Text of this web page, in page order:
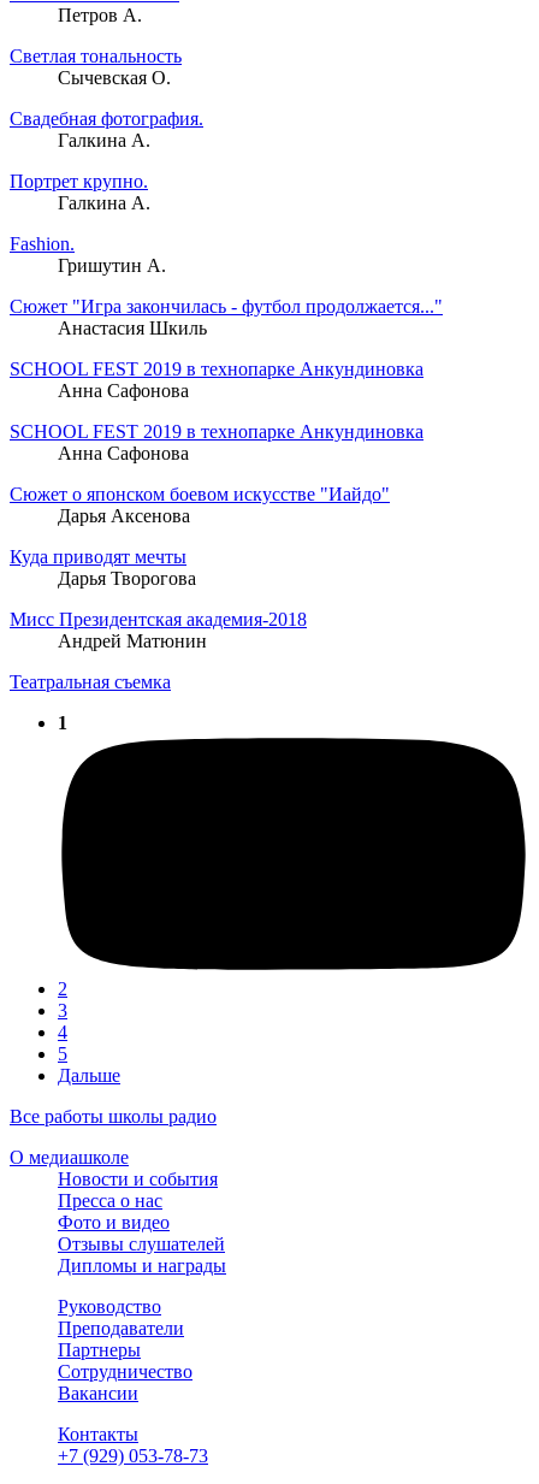
Петров А.
Светлая тональность
Сычевская О.
Свадебная фотография.
Галкина А.
Портрет крупно.
Галкина А.
Fashion.
Гришутин А.
Сюжет "Игра закончилась - футбол продолжается..."
Анастасия Шкиль
SCHOOL FEST 2019 в технопарке Анкундиновка
Анна Сафонова
SCHOOL FEST 2019 в технопарке Анкундиновка
Анна Сафонова
Сюжет о японском боевом искусстве "Иайдо"
Дарья Аксенова
Куда приводят мечты
Дарья Творогова
Мисс Президентская академия-2018
Андрей Матюнин
Театральная съемка
1
2
3
4
5
Дальше
Все работы школы радио
О медиашколе
Новости и события
Пресса о нас
Фото и видео
Отзывы слушателей
Дипломы и награды
Руководство
Преподаватели
Партнеры
Сотрудничество
Вакансии
Контакты
+7 (929) 053-78-73